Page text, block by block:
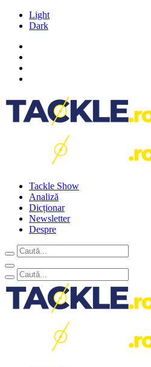
Light
Dark
Tackle Show
Analiză
Dicționar
Newsletter
Despre